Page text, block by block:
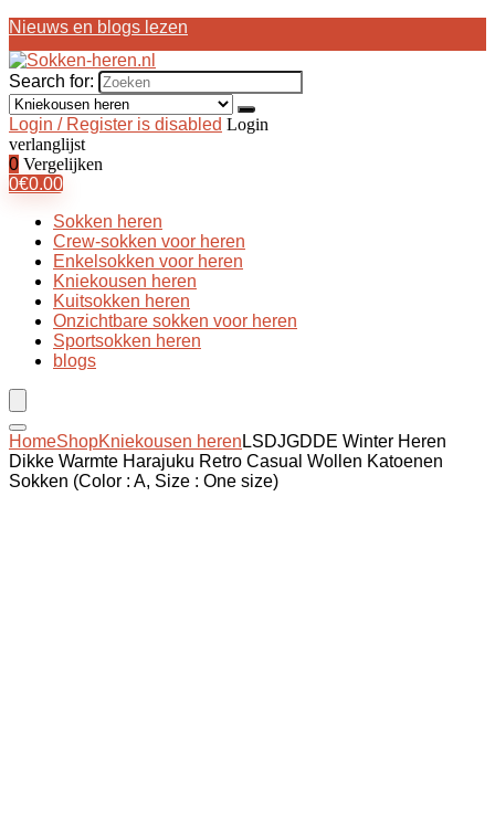
Nieuws en blogs lezen
Search for:
Login / Register is disabled Login
verlanglijst
0 Vergelijken
0€0.00
Sokken heren
Crew-sokken voor heren
Enkelsokken voor heren
Kniekousen heren
Kuitsokken heren
Onzichtbare sokken voor heren
Sportsokken heren
blogs
HomeShopKniekousen heren LSDJGDDE Winter Heren
Dikke Warmte Harajuku Retro Casual Wollen Katoenen
Sokken (Color : A, Size : One size)